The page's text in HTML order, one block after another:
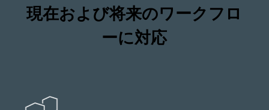
現在および将来のワークフロ
ーに対応